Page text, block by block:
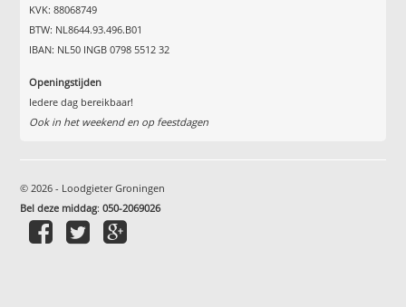
KVK: 88068749
BTW: NL8644.93.496.B01
IBAN: NL50 INGB 0798 5512 32
Openingstijden
Iedere dag bereikbaar!
Ook in het weekend en op feestdagen
© 2026 - Loodgieter Groningen
Bel deze middag:050-2069026